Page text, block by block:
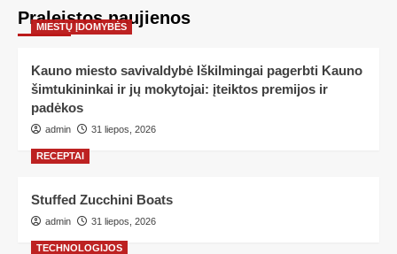
Praleistos naujienos
MIESTŲ ĮDOMYBĖS
Kauno miesto savivaldybė Iškilmingai pagerbti Kauno
šimtukininkai ir jų mokytojai: įteiktos premijos ir
padėkos
admin 31 liepos, 2026
RECEPTAI
Stuffed Zucchini Boats
admin 31 liepos, 2026
TECHNOLOGIJOS